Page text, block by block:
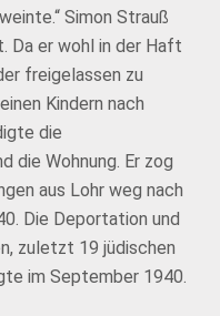
Simon Strauß
Da er wohl in der Haft
freigelassen zu
Kindern nach
die
die Wohnung. Er zog
aus Lohr weg nach
Die Deportation und
zuletzt 19 jüdischen
im September 1940.